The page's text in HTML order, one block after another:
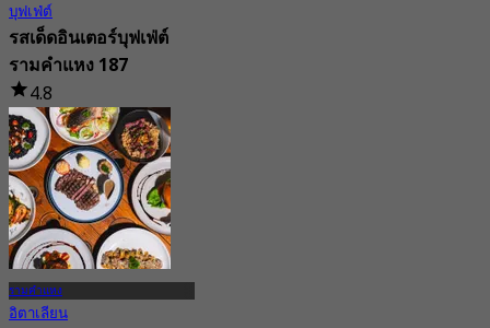
บุฟเฟ่ต์
รสเด็ดอินเตอร์บุฟเฟ่ต์
รามคำแหง 187
4.8
325 การจอง
จาก฿ 259
รามคำแหง
อิตาเลียน